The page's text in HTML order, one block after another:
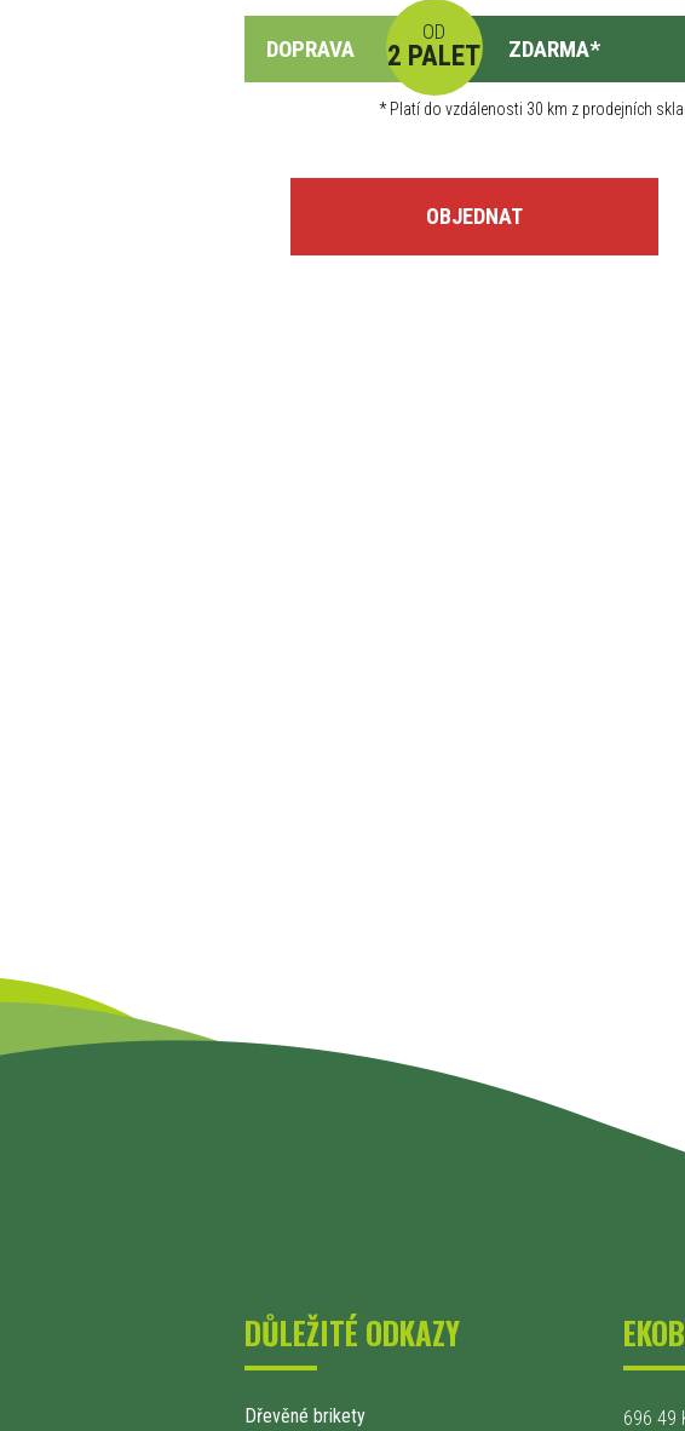
DOPRAVA
OD
2 PALET ZDARMA*
*Platí do vzdálenosti 30 km z prodejních
OBJEDNAT
DŮLEŽITÉ ODKAZY
Dřevěné brikety 696 49